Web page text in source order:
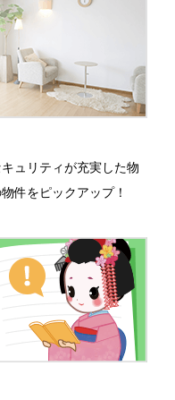
ュリティが充実した物
件をピックアップ！